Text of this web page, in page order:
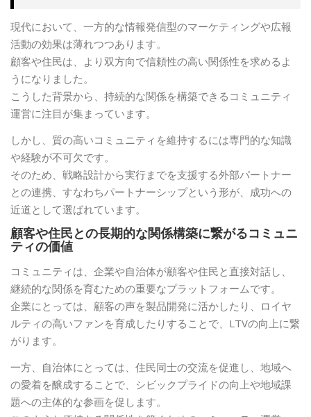
現代において、一方的な情報発信型のマーケティングや広報
活動の効果は薄れつつあります。
顧客や住民は、より双方向で信頼性の高い関係性を求めるよ
うになりました。
こうした背景から、持続的な関係を構築できるコミュニティ
運営に注目が集まっています。
しかし、質の高いコミュニティを維持するには専門的な知識
や経験が不可欠です。
そのため、戦略設計から実行までを支援する外部パートナー
との連携、すなわちパートナーシップという形が、成功への
近道として選ばれています。
顧客や住民との長期的な関係構築に繋がるコミュニ
ティの価値
コミュニティは、企業や自治体が顧客や住民と直接対話し、
継続的な関係を育むための重要なプラットフォームです。
企業にとっては、顧客の声を製品開発に活かしたり、ロイヤ
ルティの高いファンを育成したりすることで、LTVの向上に繋
がります。
一方、自治体にとっては、住民同士の交流を促進し、地域へ
の愛着を醸成することで、シビックプライドの向上や地域課
題への主体的な参画を促します。